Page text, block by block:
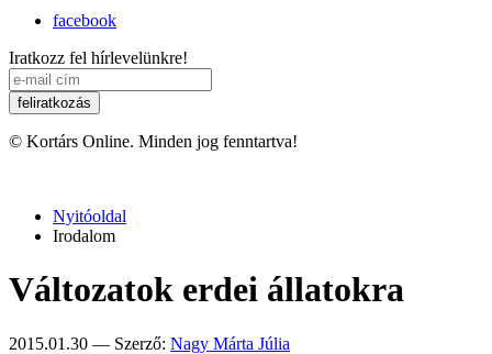
facebook
Iratkozz fel hírlevelünkre!
© Kortárs Online. Minden jog fenntartva!
Nyitóoldal
Irodalom
Változatok erdei állatokra
2015.01.30 — Szerző: Nagy Márta Júlia